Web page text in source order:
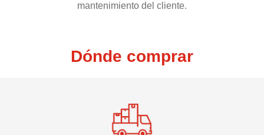
mantenimiento del cliente.
Dónde comprar